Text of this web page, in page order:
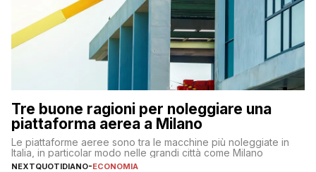
Tre buone ragioni per noleggiare una
piattaforma aerea a Milano
Le piattaforme aeree sono tra le macchine più noleggiate in
Italia, in particolar modo nelle grandi città come Milano
NEXTQUOTIDIANO-ECONOMIA